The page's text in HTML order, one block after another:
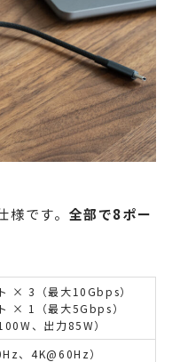
です。 全部で8ポー
× 3（最大10Gbps）
× 1（最大5Gbps）
、出力85W）
、4K@60Hz）